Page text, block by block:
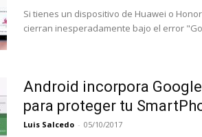
Si tienes un dispositivo de Huawei o
cierran inesperadamente bajo el error
Android incorpora
para proteger tu
Luis Salcedo - 05/10/2017